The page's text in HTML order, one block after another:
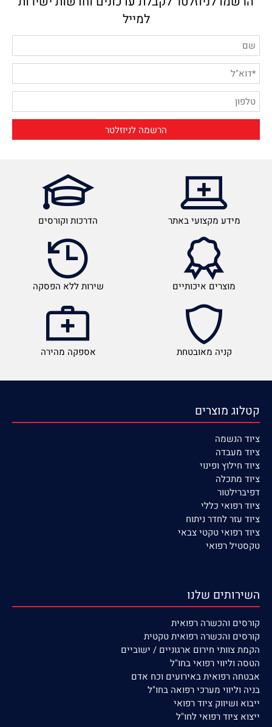
למייל
מידע מקצועי באתר הדרכות וקורסים
מוצרים איכותיים שירות ללא הפסקה
קניה מאובטחת אספקה מהירה
קטלוג מוצרים
ציוד הנשמה
ציוד מעבדה
ציוד חילוץ ופינוי
ציוד מתכלה
דפיברילטור
ציוד רפואי כללי
ציוד עזר לחדר ניתוח
ציוד רפואי טקטי צבאי
טקסטיל רפואי
השירותים שלנו
קורסים והכשרה רפואית
קורסים והכשרה רפואית טקטית
הקמת צוותי חירום ארגוניים / ישוביים
הטסה וליווי רפואי בחו"ל
אבטחה רפואית באירועים וכח אדם
בניה וליווי מערכי רפואה בחו"ל
ייבוא ושיווק ציוד רפואי
ייצוא ציוד רפואי לחו"ל